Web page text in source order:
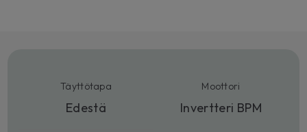
Täyttötapa
Edestä
Moottori
Invertteri BPM